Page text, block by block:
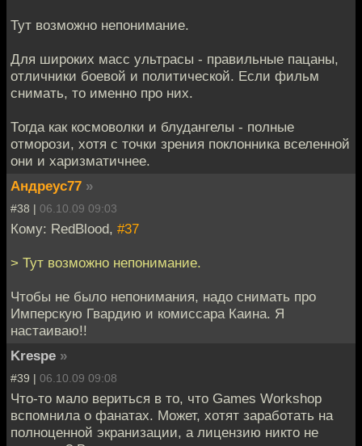
Тут возможно непонимание.
Для широких масс ультрасы - правильные пацаны,
отличники боевой и политической. Если фильм
снимать, то именно про них.
Тогда как космоволки и блудангелы - полные
отморози, хотя с точки зрения поклонника вселенной
они и харизматичнее.
Андреус77 »
#38 | 06.10.09 09:03
Кому: RedBlood, #37
> Тут возможно непонимание.
Чтобы не было непонимания, надо снимать про
Имперскую Гвардию и комиссара Каина. Я
настаиваю!!
Krespe »
#39 | 06.10.09 09:08
Что-то мало вериться в то, что Games Workshop
вспомнила о фанатах. Может, хотят заработать на
полноценной экранизации, а лицензию никто не